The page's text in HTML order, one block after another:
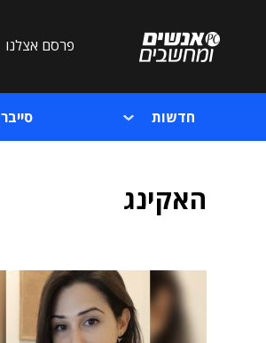
פרסם אצלנו
חדשות סייבר
האקינג